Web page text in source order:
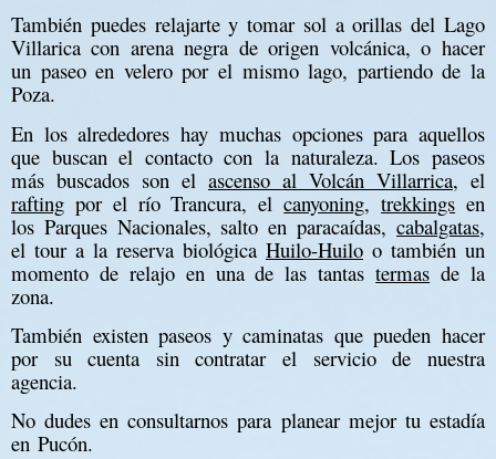
También puedes relajarte y tomar sol a orillas del Lago
Villarica con arena negra de origen volcánica, o hacer
un paseo en velero por el mismo lago, partiendo de la
Poza.
En los alrededores hay muchas opciones para aquellos
que buscan el contacto con la naturaleza. Los paseos
más buscados son el ascenso al Volcán Villarrica, el
rafting por el río Trancura, elcanyoning,trekkings en
los Parques Nacionales, salto en paracaídas, cabalgatas,
el tour a la reserva biológica Huilo-Huilo o también un
momento de relajo en una de las tantastermas de la
zona.
También existen paseos y caminatas que pueden hacer
por su cuenta sin contratar el servicio de nuestra
agencia.
No dudes en consultarnos para planear mejor tu estadía
en Pucón.